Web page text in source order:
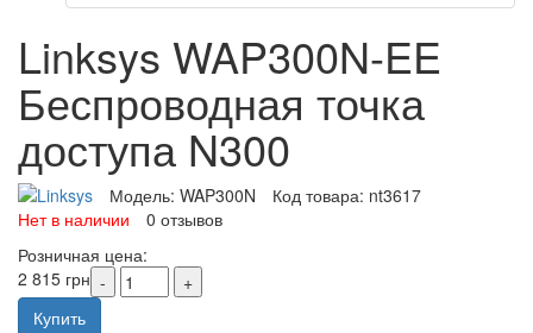
Linksys WAP300N-EE
Беспроводная точка
доступа N300
Модель: WAP300N Код товара: nt3617
Нет в наличии
0 отзывов
Розничная цена:
2 815 грн
Купить